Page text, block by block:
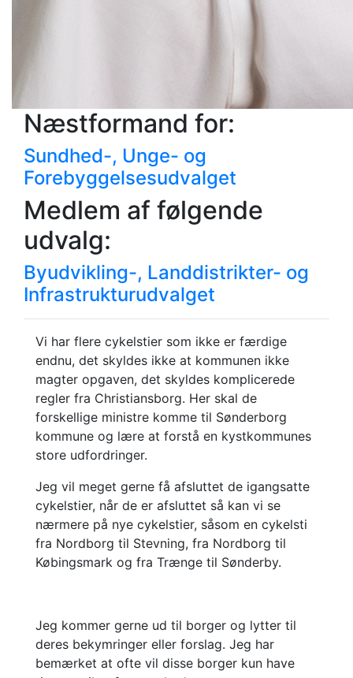
Næstformand for:
Sundhed-, Unge- og
Forebyggelsesudvalget
Medlem af følgende
udvalg:
Byudvikling-, Landdistrikter- og
Infrastrukturudvalget
Vi har flere cykelstier som ikke er færdige
endnu, det skyldes ikke at kommunen ikke
magter opgaven, det skyldes komplicerede
regler fra Christiansborg. Her skal de
forskellige ministre komme til Sønderborg
kommune og lære at forstå en kystkommunes
store udfordringer.
Jeg vil meget gerne få afsluttet de igangsatte
cykelstier, når de er afsluttet så kan vi se
nærmere på nye cykelstier, såsom en cykelsti
fra Nordborg til Stevning, fra Nordborg til
Købingsmark og fra Trænge til Sønderby.
Jeg kommer gerne ud til borger og lytter til
deres bekymringer eller forslag. Jeg har
bemærket at ofte vil disse borger kun have